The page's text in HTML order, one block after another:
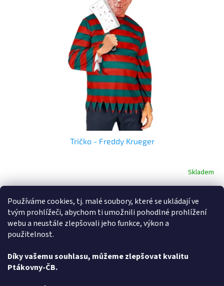
Používáme cookies, tj. malé soubory, které se ukládají ve
tvým prohlížeči, abychom ti umožnili pohodlné prohlížení
webu a neustále zlepšovali jeho funkce, výkon a
použitelnost.
Díky vašemu souhlasu, můžeme zlepšovat kvalitu
Ptákovny-ČB.
Tričko - Freddy Krueger
Skladem
433 Kč Do košíku
Máte rádi ptákoviny a hledáte - Tričko - Freddy Krueger - vyberte si
v rodinném e-shopu ptakoviny-cb.cz. Doručujeme po celé České
republice. Tričko jako stvořené...
1položek celkem